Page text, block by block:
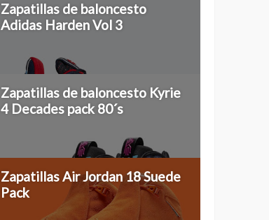
Zapatillas de baloncesto
Adidas Harden Vol 3
Zapatillas de baloncesto Kyrie
4 Decades pack 80´s
Zapatillas Air Jordan 18 Suede
Pack